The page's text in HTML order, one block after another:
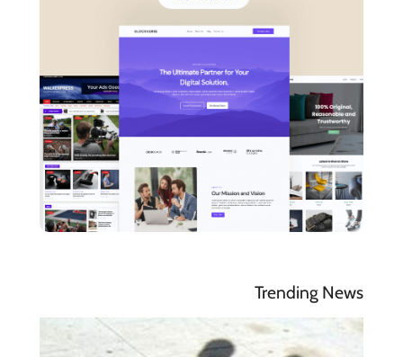
Trending News